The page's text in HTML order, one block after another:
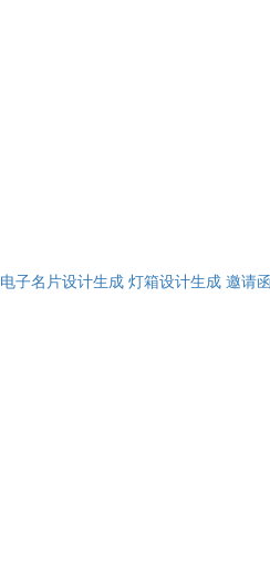
电子名片设计生成 灯箱设计生成 邀请